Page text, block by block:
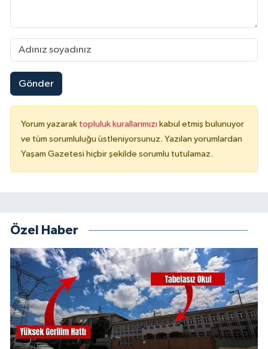
Gönder
Yorum yazarak topluluk kurallarımızı kabul etmiş bulunuyor
ve tüm sorumluluğu üstleniyorsunuz. Yazılan yorumlardan
Yaşam Gazetesi hiçbir şekilde sorumlu tutulamaz.
Özel Haber